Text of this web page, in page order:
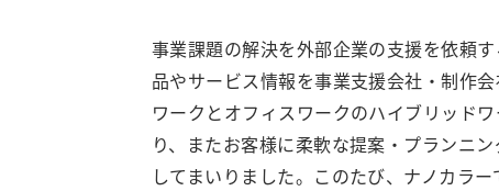
事業課題の解決を外部企業の支援を依頼
品やサービス情報を事業支援会社・制作
ワークとオフィスワークのハイブリッド
り、またお客様に柔軟な提案・プランニ
してまいりました。このたび、ナノカラ